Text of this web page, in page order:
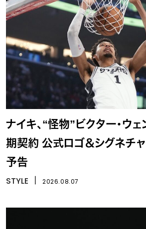
ナイキ、“怪物”ビクター・ウ
期契約 公式ロゴ＆シグネチ
予告
STYLE 2026.08.07